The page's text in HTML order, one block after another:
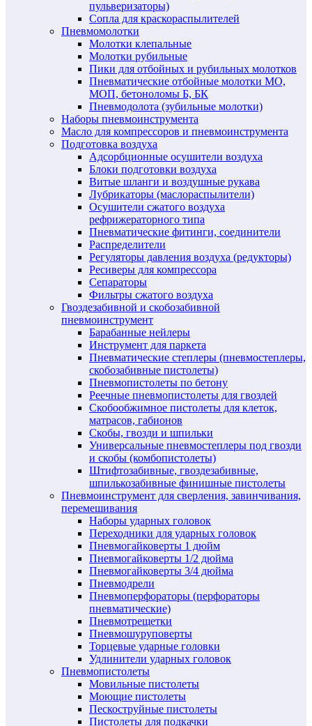
пульверизаторы)
Сопла для краскораспылителей
Пневмомолотки
Молотки клепальные
Молотки рубильные
Пики для отбойных и рубильных молотков
Пневматические отбойные молотки МО,
МОП, бетоноломы Б, БК
Пневмодолота (зубильные молотки)
Наборы пневмоинструмента
Масло для компрессоров и пневмоинструмента
Подготовка воздуха
Адсорбционные осушители воздуха
Блоки подготовки воздуха
Витые шланги и воздушные рукава
Лубрикаторы (маслораспылители)
Осушители сжатого воздуха
рефрижераторного типа
Пневматические фитинги, соединители
Распределители
Регуляторы давления воздуха (редукторы)
Ресиверы для компрессора
Сепараторы
Фильтры сжатого воздуха
Гвоздезабивной и скобозабивной
пневмоинструмент
Барабанные нейлеры
Инструмент для паркета
Пневматические степлеры (пневмостеплеры,
скобозабивные пистолеты)
Пневмопистолеты по бетону
Реечные пневмопистолеты для гвоздей
Скобообжимное пистолеты для клеток,
матрасов, габионов
Скобы, гвозди и шпильки
Универсальные пневмостеплеры под гвозди
и скобы (комбопистолеты)
Штифтозабивные, гвоздезабивные,
шпилькозабивные финишные пистолеты
Пневмоинструмент для сверления, завинчивания,
перемешивания
Наборы ударных головок
Переходники для ударных головок
Пневмогайковерты 1 дюйм
Пневмогайковерты 1/2 дюйма
Пневмогайковерты 3/4 дюйма
Пневмодрели
Пневмоперфораторы (перфораторы
пневматические)
Пневмотрещетки
Пневмошуруповерты
Торцевые ударные головки
Удлинители ударных головок
Пневмопистолеты
Мовильные пистолеты
Моющие пистолеты
Пескоструйные пистолеты
Пистолеты для подкачки